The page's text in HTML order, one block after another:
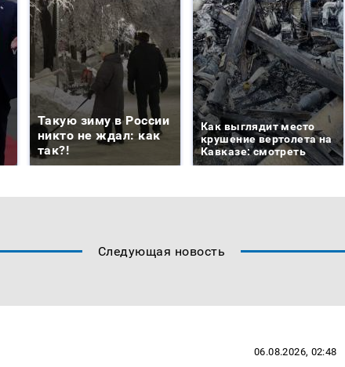
Такую зиму в России
никто не ждал: как
так?!
Как выглядит место
крушение вертолета на
Кавказе: смотреть
Следующая новость
06.08.2026, 02:48